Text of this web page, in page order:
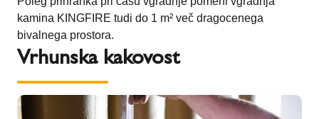
kamina KINGFIRE tudi do 1 m² več dragocenega
bivalnega prostora.
Vrhunska kakovost